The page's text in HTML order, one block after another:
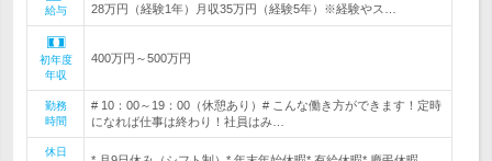
給与
28万円（経験1年）月収35万円（経験5年）※経験やス…
初年度
年収
400万円～500万円
勤務
時間
# 10：00～19：00（休憩あり）# こんな働き方ができます！定時
になれば仕事は終わり！社員はみ…
休日